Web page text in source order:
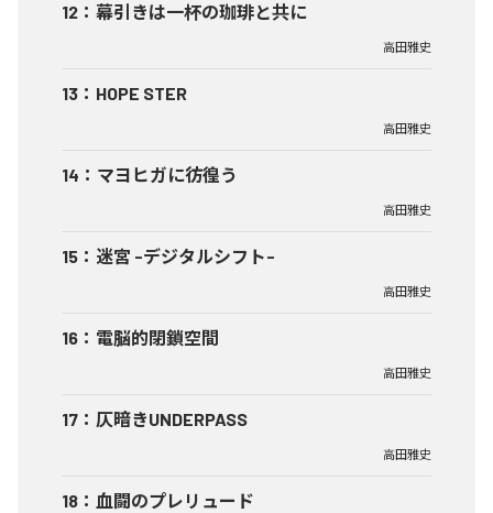
12 ： 幕引きは一杯の珈琲と共に
高田雅史
13 ： HOPE STER
高田雅史
14 ： マヨヒガに彷徨う
高田雅史
15 ： 迷宮 -デジタルシフト-
高田雅史
16 ： 電脳的閉鎖空間
高田雅史
17 ： 仄暗きUNDERPASS
高田雅史
18 ： 血闘のプレリュード